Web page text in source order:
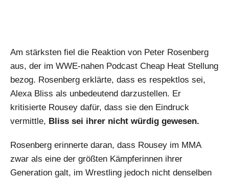
Am stärksten fiel die Reaktion von Peter Rosenberg
aus, der im WWE-nahen Podcast Cheap Heat Stellung
bezog. Rosenberg erklärte, dass es respektlos sei,
Alexa Bliss als unbedeutend darzustellen. Er
kritisierte Rousey dafür, dass sie den Eindruck
vermittle, Bliss sei ihrer nicht würdig gewesen.
Rosenberg erinnerte daran, dass Rousey im MMA
zwar als eine der größten Kämpferinnen ihrer
Generation galt, im Wrestling jedoch nicht denselben